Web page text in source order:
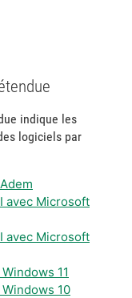
indique les
logiciels par
avec Microsoft
avec Microsoft
11
10